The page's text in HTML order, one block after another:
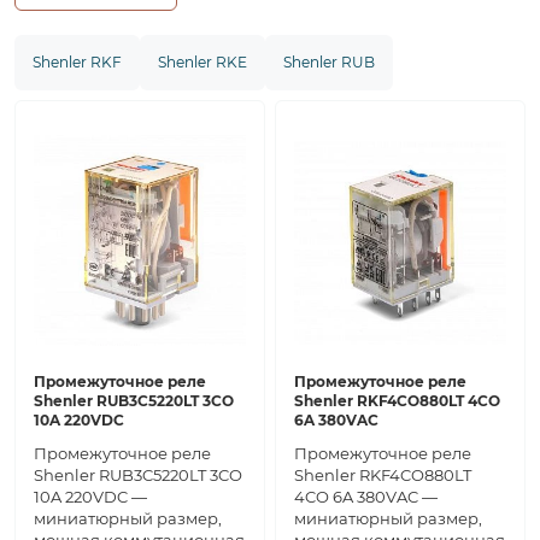
Shenler RKF Shenler RKE Shenler RUB
Промежуточное реле
Shenler RUB3C5220LT 3CO
10A 220VDC
Промежуточное реле
Shenler RUB3C5220LT 3CO
10A 220VDC —
миниатюрный размер,
Промежуточное реле
Shenler RKF4CO880LT 4CO
6A 380VAC
Промежуточное реле
Shenler RKF4CO880LT
4CO 6A 380VAC —
миниатюрный размер,